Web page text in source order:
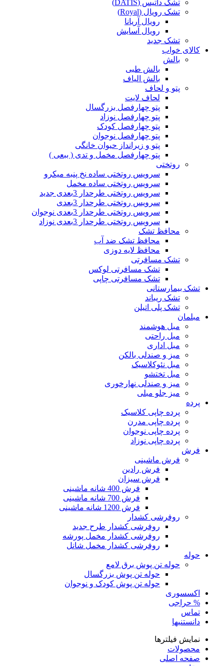
تشک داتیس (DATIS)
تشک رویال (Royal)
رویال آریانا
رویال آسایش
تشک جدید
کالای خواب
بالش
بالش طبی
بالش الیاف
پتو و لحاف
لحاف لایت
پتو چهارفصل بزرگسال
پتو چهارفصل نوزاد
پتو چهارفصل کودک
پتو چهارفصل نوجوان
پتو و زیرانداز حیوان خانگی
پتو چهارفصل مخمل و تدی ( ببعی )
روتختی
سرویس روتختی ساده نخ پنبه میکرو
سرویس روتختی ساده مخمل
سرویس روتختی طرحدار 3بعدی جدید
سرویس روتختی طرحدار 3بعدی
سرویس روتختی طرحدار 3بعدی نوجوان
سرویس روتختی طرحدار 3بعدی نوزاد
محافظ تشک
محافظ تشک ضد آب
محافظ لایه دوزی
تشک مسافرتی
تشک مسافرتی لوکس
تشک مسافرتی چاپی
تشک بیمارستانی
تشک ریباند
تشک پلی اتیلن
مبلمان
مبل هوشمند
مبل راحتی
مبل اداری
میز و صندلی بالکن
مبل نئوکلاسیک
مبل تختشو
میز و صندلی نهارخوری
میز جلو مبلی
پرده
پرده چاپی کلاسیک
پرده چاپی مدرن
پرده چاپی نوجوان
پرده چاپی نوزاد
فرش
فرش ماشینی
فرش رادین
فرش سیزان
فرش 400 شانه ماشینی
فرش 700 شانه ماشینی
فرش 1200 شانه ماشینی
روفرشی کشدار
روفرشی کشدار طرح جدید
روفرشی کشدار مخمل پورشه
روفرشی کشدار مخمل شانل
حوله
حوله تن پوش برق لامع
حوله تن پوش بزرگسال
حوله تن پوش کودک و نوجوان
اکسسوری
% حراجی
تماس
دانستنیها
نمایش فیلترها
محصولات
صفحه اصلی